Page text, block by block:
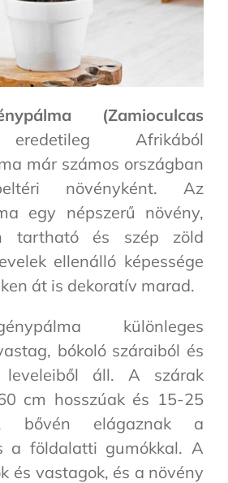
(Zamioculcas
Afrikából
már számos országban
növényként. Az
egy népszerű növény,
tartható és szép zöld
ellenálló képessége
át is dekoratív marad.
különleges
bókoló száraiból és
leveleiből áll. A szárak
cm hosszúak és 15-25
bővén elágaznak a
a földalatti gumókkal. A
és vastagok, és a növény